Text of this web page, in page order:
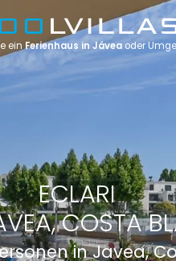
ECLARI
COSTA
in Javea,
einFerienhaus in Jáveaoder